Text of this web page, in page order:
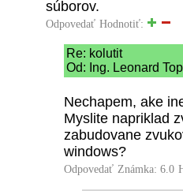
súborov.
Odpovedať Hodnotiť:
Re: kolutit
Od: Ing. Leonard
Nechapem, ake
Myslite napriklad
zabudovane
windows?
Odpovedať Známka: 6.0